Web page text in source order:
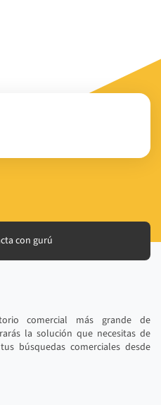
con gurú
comercial más grande de
la solución que necesitas de
búsquedas comerciales desde